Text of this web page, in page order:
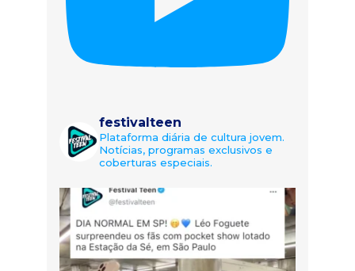
festivalteen
Plataforma diária de cultura jovem.
Notícias, programas exclusivos e
coberturas especiais.